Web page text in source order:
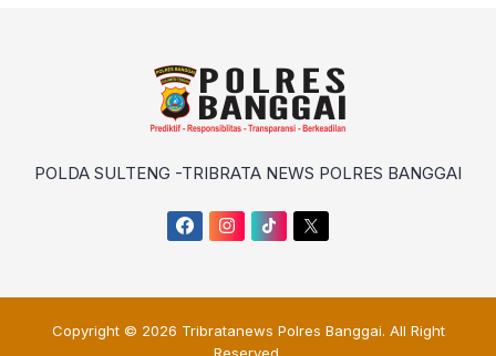
POLDA SULTENG -TRIBRATA NEWS POLRES BANGGAI
Copyright © 2026 Tribratanews Polres Banggai. All Right